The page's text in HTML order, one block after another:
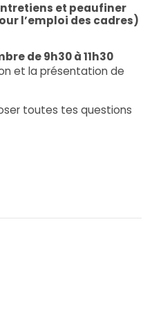
et peaufiner
l’emploi des cadres)
de 9h30 à 11h30
et la présentation de
toutes tes questions